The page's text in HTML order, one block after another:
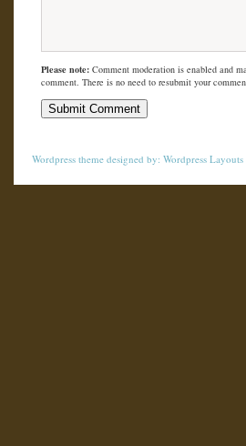
Please note: Comment moderation is enabled and
comment. There is no need to resubmit your
Wordpress theme designed by: Wordpress Layouts